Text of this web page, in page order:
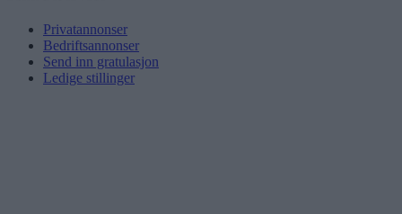
Privatannonser
Bedriftsannonser
Send inn gratulasjon
Ledige stillinger